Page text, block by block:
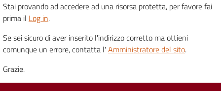
Biblioteche
Cosa
offriamo
Stai provando ad accedere ad una risorsa protetta, per favore fai
prima il Log in.
Se sei sicuro di aver inserito l'indirizzo corretto ma ottieni
comunque un errore, contatta l' Amministratore del sito.
Grazie.